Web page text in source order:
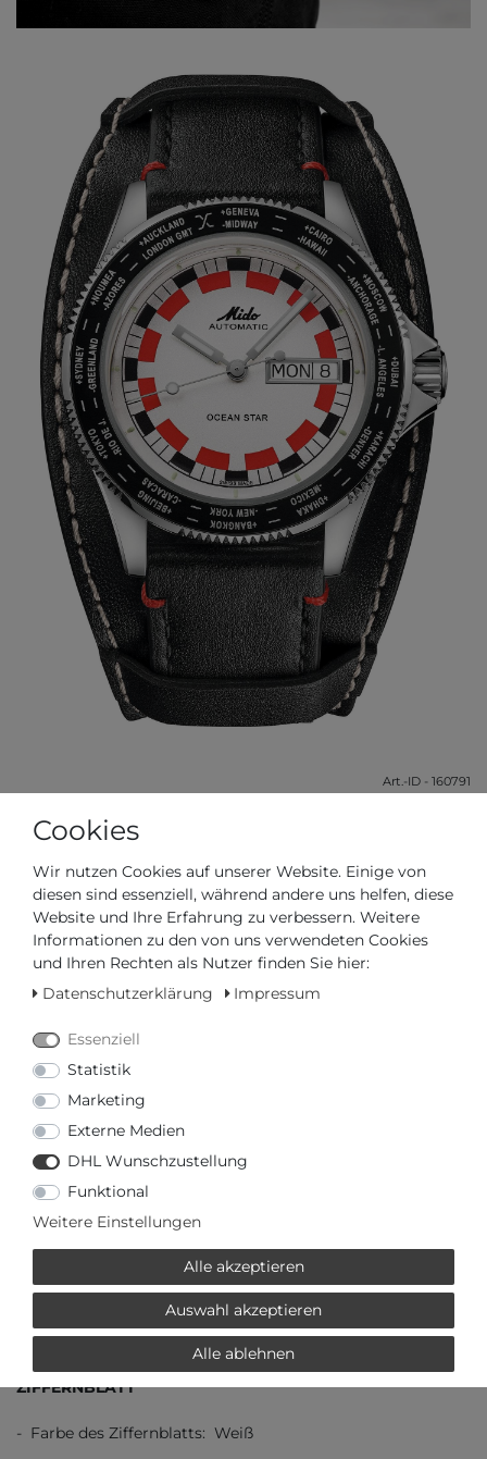
Art.-ID - 160791
TECHNISCHE DATEN
WEITERE DETAILS
EU-VERANTWORTLICHER
GEHÄUSE
- Gehäuse aus: Edelstahl
- Form des Gehäuses: Rund
- Farbe des Gehäuses: Silber
- Glas: Saphirglas
- Boden: Verschraubter Boden
UHRWERK
- Art der Anzeige: Automatik: Stunden, Minuten, Sekunden
- Uhrwerk: Automatik-Swiss-Made
ZIFFERNBLATT
- Farbe des Ziffernblatts: Weiß
Cookies
Wir nutzen Cookies auf unserer Website. Einige von
diesen sind essenziell, während andere uns helfen, diese
Website und Ihre Erfahrung zu verbessern. Weitere
Informationen zu den von uns verwendeten Cookies
und Ihren Rechten als Nutzer finden Sie hier:
Datenschutzerklärung
Impressum
Essenziell
Statistik
Marketing
Externe Medien
DHL Wunschzustellung
Funktional
Weitere Einstellungen
Alle akzeptieren
Auswahl akzeptieren
Alle ablehnen